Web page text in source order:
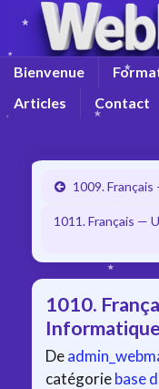
Bienvenue
Articles
Contact
1009.
1011. Français —
1010.
Informatique
De
catégoriebase